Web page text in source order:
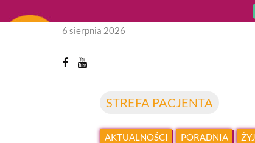
STREFA PACJENTA
6 sierpnia 2026
AKTUALNOŚCI PORADNIA